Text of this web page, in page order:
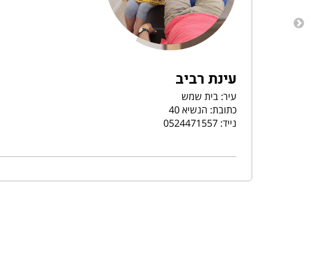
עינת רביב
עיר: בית שמש
כתובת: הנשיא 40
נייד: 0524471557